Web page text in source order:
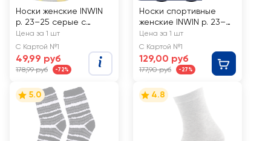
Носки женские INWIN
р. 23–25 серые с
лимонами/кексами,
Арт. BPF21/W01-
lemon/995ж
Цена за 1 шт
С Картой №1
49,99 руб
178,99 руб -72%
Носки спортивные
женские INWIN р. 23–
25, черные с белыми
полосками, Арт. 8-8-
1ЛД
Цена за 1 шт
С Картой №1
129,00 руб
177,90 руб -27%
5.0 4.8